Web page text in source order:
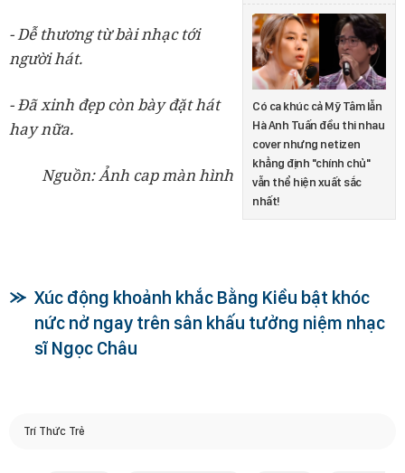
Có ca khúc cả Mỹ Tâm lẫn
Hà Anh Tuấn đều thi nhau
cover nhưng netizen
khẳng định "chính chủ"
vẫn thể hiện xuất sắc
nhất!
- Dễ thương từ bài nhạc tới
người hát.
- Đã xinh đẹp còn bày đặt hát
hay nữa.
Nguồn: Ảnh cap màn hình
Xúc động khoảnh khắc Bằng Kiều bật khóc
nức nở ngay trên sân khấu tưởng niệm nhạc
sĩ Ngọc Châu
Trí Thức Trẻ